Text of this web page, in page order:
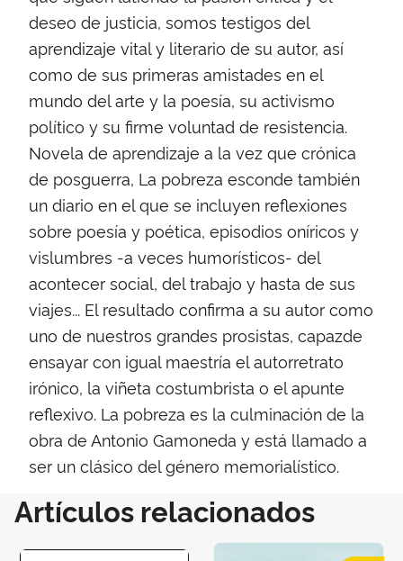
deseo de justicia, somos testigos del
aprendizaje vital y literario de su autor, así
como de sus primeras amistades en el
mundo del arte y la poesía, su activismo
político y su firme voluntad de resistencia.
Novela de aprendizaje a la vez que crónica
de posguerra, La pobreza esconde también
un diario en el que se incluyen reflexiones
sobre poesía y poética, episodios oníricos y
vislumbres -a veces humorísticos- del
acontecer social, del trabajo y hasta de sus
viajes... El resultado confirma a su autor como
uno de nuestros grandes prosistas, capazde
ensayar con igual maestría el autorretrato
irónico, la viñeta costumbrista o el apunte
reflexivo. La pobreza es la culminación de la
obra de Antonio Gamoneda y está llamado a
ser un clásico del género memorialístico.
Artículos relacionados